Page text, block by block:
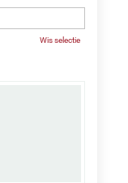
Wis selectie